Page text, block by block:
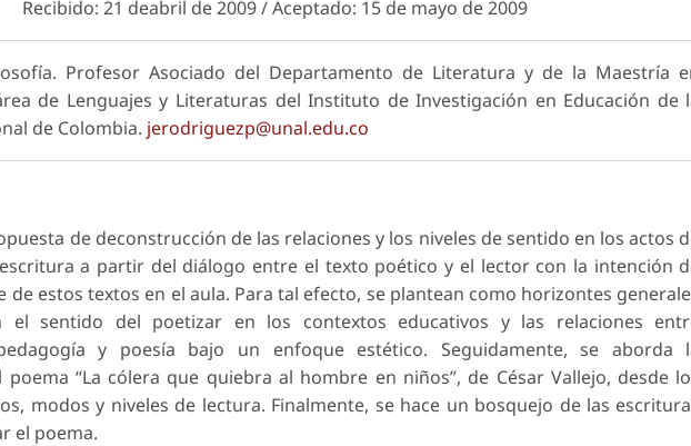
Recibido: 21 deabril de 2009 / Aceptado: 15 de mayo de 2009
Profesor Asociado del Departamento de Literatura y de la Maestría
de Lenguajes y Literaturas del Instituto de Investigación en Educación de
de Colombia. jerodriguezp@unal.edu.co
de deconstrucción de las relaciones y los niveles de sentido en los actos
a partir del diálogo entre el texto poético y el lector con la intención
de estos textos en el aula. Para tal efecto, se plantean como horizontes
el sentido del poetizar en los contextos educativos y las relaciones
y poesía bajo un enfoque estético. Seguidamente, se aborda
“La cólera que quiebra al hombre en niños”, de César Vallejo, desde
modos y niveles de lectura. Finalmente, se hace un bosquejo de las
el poema.